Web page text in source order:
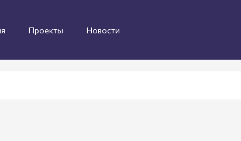
Проекты Новости